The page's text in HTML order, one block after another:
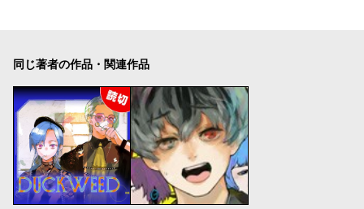
同じ著者の作品・関連作品